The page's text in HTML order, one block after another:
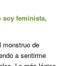
soy feminista,
de
a sentirme